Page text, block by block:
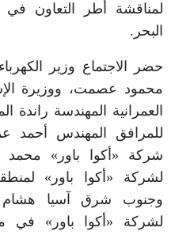
لمناقشة أطر التعاون في
البحر.
حضر الاجتماع وزير
محمود عصمت، ووزيرة
العمرانية المهندسة راندة
للمرافق المهندس أحمد
شركة «أكوا باور» محمد
لشركة «أكوا باور»
وجنوب شرق آسيا هشام
لشركة «أكوا باور»